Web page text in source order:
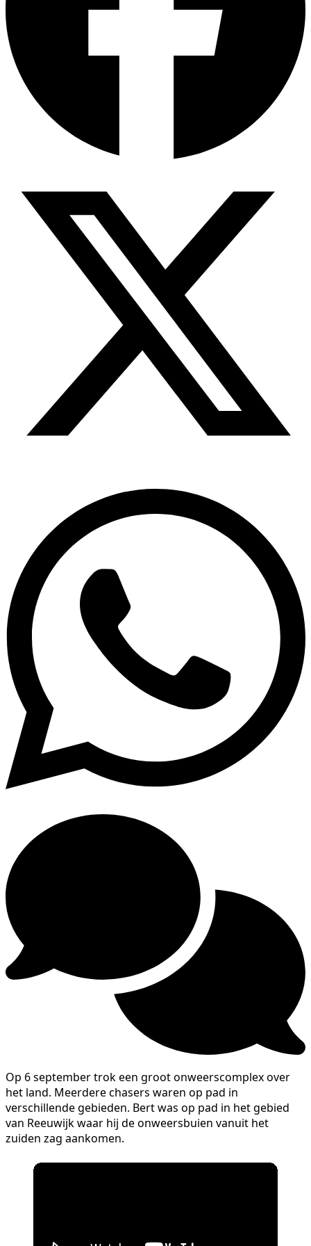
Op 6 september trok een groot onweerscomplex over
het land. Meerdere chasers waren op pad in
verschillende gebieden. Bert was op pad in het gebied
van Reeuwijk waar hij de onweersbuien vanuit het
zuiden zag aankomen.